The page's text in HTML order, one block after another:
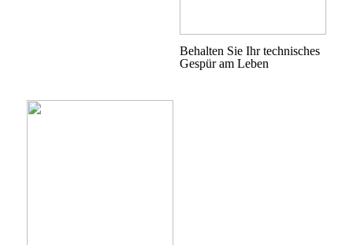
Behalten Sie Ihr technisches
Gespür am Leben